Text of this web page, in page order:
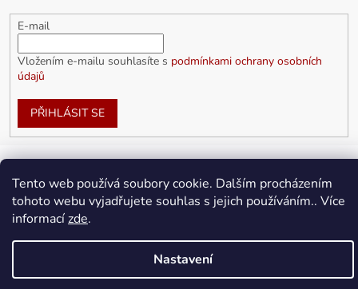
Tento web používá soubory cookie. Dalším procházením
tohoto webu vyjadřujete souhlas s jejich používáním.. Více
informacízde.
Nastavení
E-mail
Vložením e-mailu souhlasíte s podmínkami ochrany osobních
údajů
PŘIHLÁSIT SE
Vytvořil Shoptet